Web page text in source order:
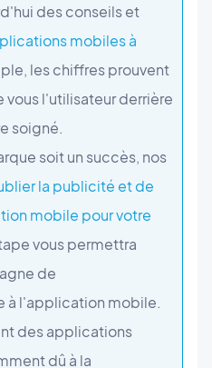
des conseils et
mobiles à
les chiffres prouvent
vous l'utilisateur derrière
soigné.
soit un succès, nos
la publicité et de
mobile pour votre
vous permettra
de
à l'application mobile.
des applications
dû à la